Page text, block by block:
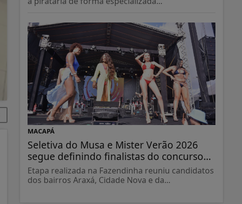
MACAPÁ
Seletiva do Musa e Mister Verão 2026
segue definindo finalistas do concurso...
Etapa realizada na Fazendinha reuniu candidatos
dos bairros Araxá, Cidade Nova e da...